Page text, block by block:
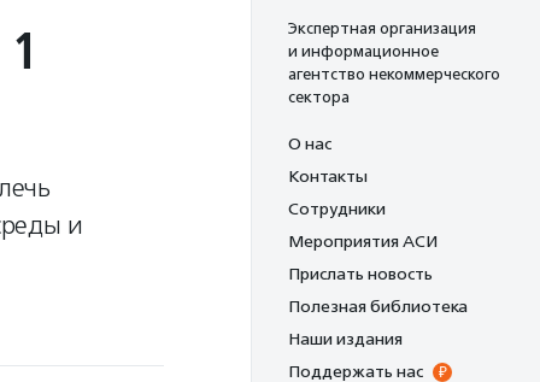
и
Экспертная организация
и информационное
агентство некоммерческого
сектора
О нас
Контакты
Сотрудники
Мероприятия АСИ
Прислать новость
Полезная библиотека
Наши издания
Поддержать нас